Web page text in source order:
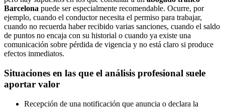
Barcelona puede ser especialmente recomendable. Ocurre, por
ejemplo, cuando el conductor necesita el permiso para trabajar,
cuando no recuerda haber recibido varias sanciones, cuando el saldo
de puntos no encaja con su historial o cuando ya existe una
comunicación sobre pérdida de vigencia y no está claro si produce
efectos inmediatos.
Situaciones en las que el análisis profesional suele
aportar valor
Recepción de una notificación que anuncia o declara la